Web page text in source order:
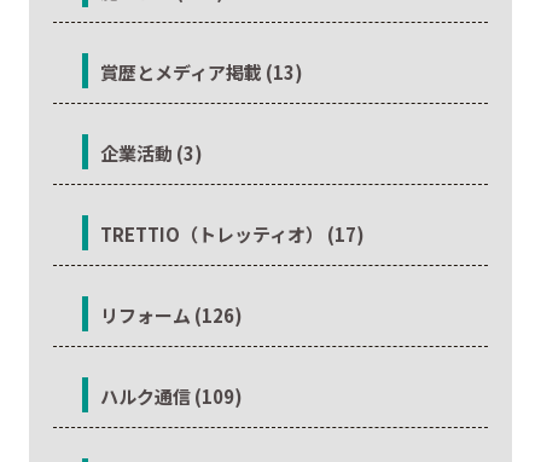
賞歴とメディア掲載 (13)
企業活動 (3)
TRETTIO（トレッティオ） (17)
リフォーム (126)
ハルク通信 (109)